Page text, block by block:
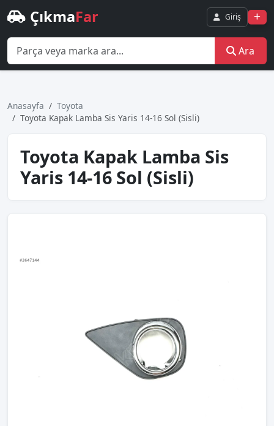
ÇıkmaFar Giriş
Ara
Anasayfa
Toyota
Toyota Kapak Lamba Sis Yaris 14-16 Sol (Sisli)
Toyota Kapak Lamba Sis
Yaris 14-16 Sol (Sisli)